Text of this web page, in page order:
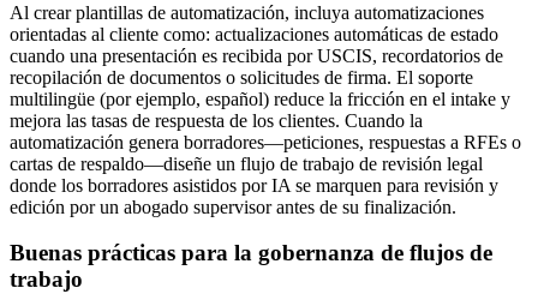
Al crear plantillas de automatización, incluya automatizaciones
orientadas al cliente como: actualizaciones automáticas de estado
cuando una presentación es recibida por USCIS, recordatorios de
recopilación de documentos o solicitudes de firma. El soporte
multilingüe (por ejemplo, español) reduce la fricción en el intake y
mejora las tasas de respuesta de los clientes. Cuando la
automatización genera borradores—peticiones, respuestas a RFEs o
cartas de respaldo—diseñe un flujo de trabajo de revisión legal
donde los borradores asistidos por IA se marquen para revisión y
edición por un abogado supervisor antes de su finalización.
Buenas prácticas para la gobernanza de flujos de
trabajo